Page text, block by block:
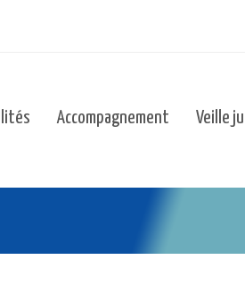
Accompagnement Veille